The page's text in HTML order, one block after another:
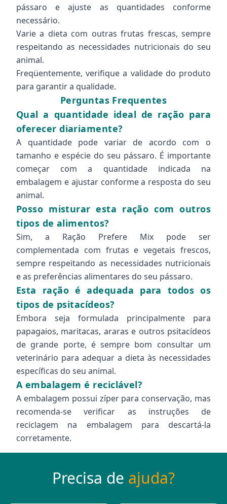
pássaro e ajuste as quantidades conforme
necessário.
Varie a dieta com outras frutas frescas, sempre
respeitando as necessidades nutricionais do seu
animal.
Freqüentemente, verifique a validade do produto
para garantir a qualidade.
Perguntas Frequentes
Qual a quantidade ideal de ração para
oferecer diariamente?
A quantidade pode variar de acordo com o
tamanho e espécie do seu pássaro. É importante
começar com a quantidade indicada na
embalagem e ajustar conforme a resposta do seu
animal.
Posso misturar esta ração com outros
tipos de alimentos?
Sim, a Ração Prefere Mix pode ser
complementada com frutas e vegetais frescos,
sempre respeitando as necessidades nutricionais
e as preferências alimentares do seu pássaro.
Esta ração é adequada para todos os
tipos de psitacídeos?
Embora seja formulada principalmente para
papagaios, maritacas, araras e outros psitacídeos
de grande porte, é sempre bom consultar um
veterinário para adequar a dieta às necessidades
específicas do seu animal.
A embalagem é reciclável?
A embalagem possui zíper para conservação, mas
recomenda-se verificar as instruções de
reciclagem na embalagem para descartá-la
corretamente.
Precisa de ajuda?